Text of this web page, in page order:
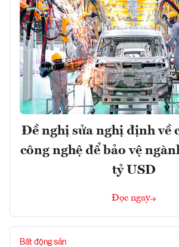
Đề nghị sửa nghị định về
công nghệ để bảo vệ
tỷ USD
Đọc ngay
Bất động sản